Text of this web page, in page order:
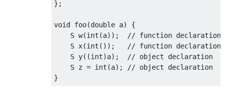
};
void foo(double a)
{
    S w
(int (a));
// function declaration
    S x
(int ());
// function declaration
    S y
((int)a);
// object declaration
    S z
= int (a);
// object declaration
}